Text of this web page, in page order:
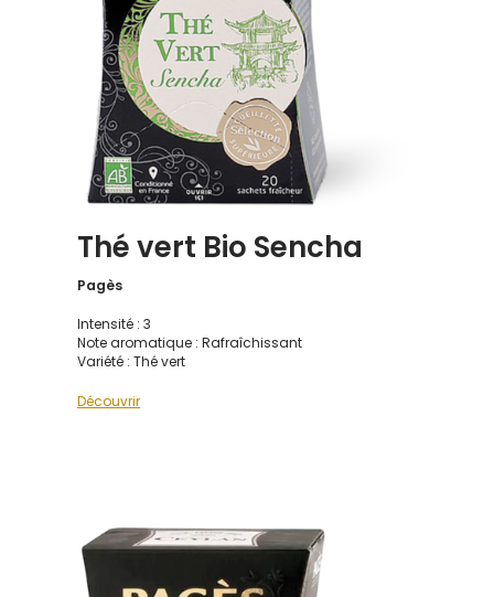
Thé vert Bio Sencha
Pagès
Intensité : 3
Note aromatique : Rafraîchissant
Variété : Thé vert
Découvrir